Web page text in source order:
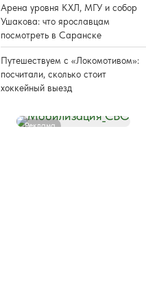
Арена уровня КХЛ, МГУ и собор
Ушакова: что ярославцам
посмотреть в Саранске
Путешествуем с «Локомотивом»:
посчитали, сколько стоит
хоккейный выезд
Реклама